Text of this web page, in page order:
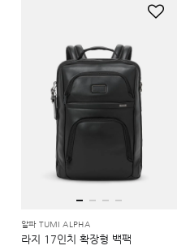
알파 TUMI ALPHA
라지 17인치 확장형 백팩